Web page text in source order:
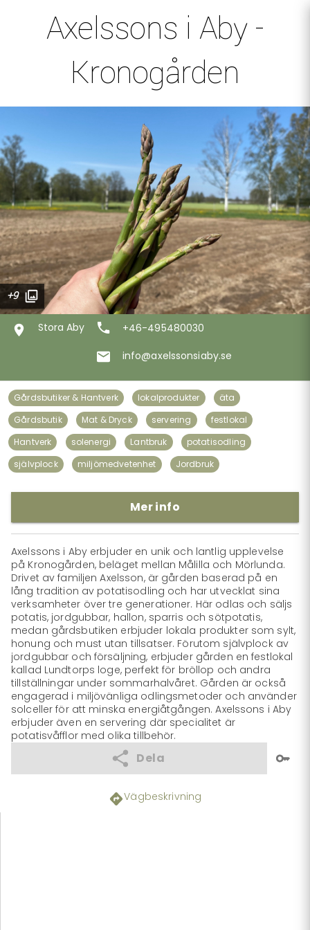
Axelssons i Aby -
Kronogården
+9
Stora Aby
+46-495480030
info@axelssonsiaby.se
Gårdsbutiker & Hantverk lokalprodukter
äta
Gårdsbutik
Mat & Dryck servering
festlokal
Hantverk
solenergi Lantbruk
potatisodling
självplock
miljömedvetenhet Jordbruk
Mer info
Axelssons i Aby erbjuder en unik och lantlig upplevelse
på Kronogården, beläget mellan Målilla och Mörlunda.
Drivet av familjen Axelsson, är gården baserad på en
lång tradition av potatisodling och har utvecklat sina
verksamheter över tre generationer. Här odlas och säljs
potatis, jordgubbar, hallon, sparris och sötpotatis,
medan gårdsbutiken erbjuder lokala produkter som sylt,
honung och must utan tillsatser. Förutom självplock av
jordgubbar och försäljning, erbjuder gården en festlokal
kallad Lundtorps loge, perfekt för bröllop och andra
tillställningar under sommarhalvåret. Gården är också
engagerad i miljövänliga odlingsmetoder och använder
solceller för att minska energiåtgången. Axelssons i Aby
erbjuder även en servering där specialitet är
potatisvåfflor med olika tillbehör.
Dela
Vägbeskrivning